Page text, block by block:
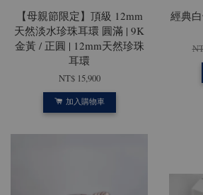
【母親節限定】頂級 12mm
天然淡水珍珠耳環 圓滿 | 9K
金黃 / 正圓 | 12mm天然珍珠
耳環
NT$ 15,900
加入購物車
經典